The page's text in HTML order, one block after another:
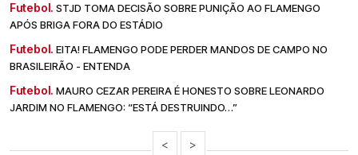
Futebol. STJD TOMA DECISÃO SOBRE PUNIÇÃO AO FLAMENGO
APÓS BRIGA FORA DO ESTÁDIO
Futebol. EITA! FLAMENGO PODE PERDER MANDOS DE CAMPO NO
BRASILEIRÃO - ENTENDA
Futebol. MAURO CEZAR PEREIRA É HONESTO SOBRE LEONARDO
JARDIM NO FLAMENGO: “ESTÁ DESTRUINDO…”
< >